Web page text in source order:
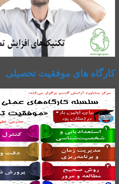
کارگاه های موفقیت تحصیلی